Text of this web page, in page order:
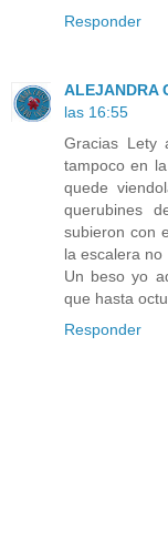
Responder
ALEJANDRA
las 16:55
Gracias Lety
tampoco en
quede
querubines
subieron con
la escalera no
Un beso yo
que hasta
Responder